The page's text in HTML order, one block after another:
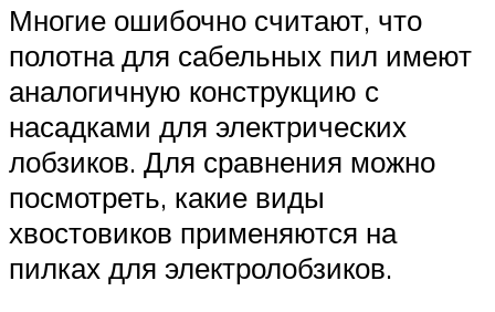
Многие ошибочно считают, что
полотна для сабельных пил имеют
аналогичную конструкцию с
насадками для электрических
лобзиков. Для сравнения можно
посмотреть, какие виды
хвостовиков применяются на
пилках для электролобзиков.